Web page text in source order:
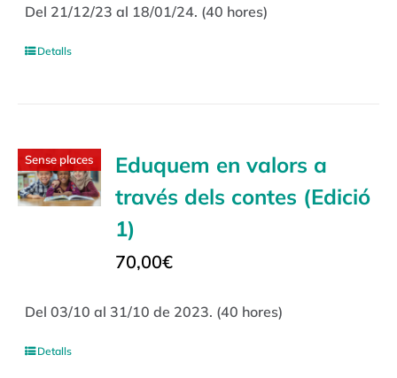
Del 21/12/23 al 18/01/24. (40 hores)
Detalls
Sense places
Eduquem en valors a
través dels contes (Edició
1)
70,00€
Del 03/10 al 31/10 de 2023. (40 hores)
Detalls